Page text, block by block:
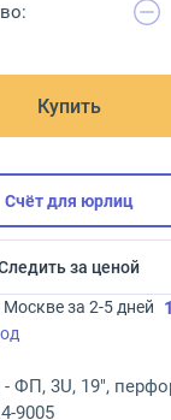
Купить
Счёт для юрлиц
за ценой
за 2-5 дней
3U, 19",
9005